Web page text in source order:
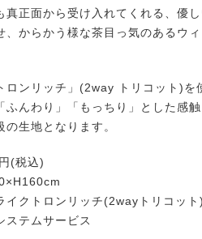
正面から受け入れてくれる、優
、からかう様な茶目っ気のあるウ
ンリッチ」(2way トリコット)を
ふんわり」「もっちり」とした感
生地となります。
(税込)
イクトロンリッチ(2wayトリコット)
ステムサービス